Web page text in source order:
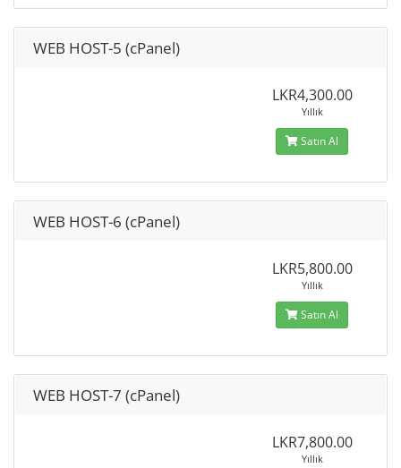
WEB HOST-5 (cPanel)
LKR4,300.00
Yıllık
Satın Al
WEB HOST-6 (cPanel)
LKR5,800.00
Yıllık
Satın Al
WEB HOST-7 (cPanel)
LKR7,800.00
Yıllık